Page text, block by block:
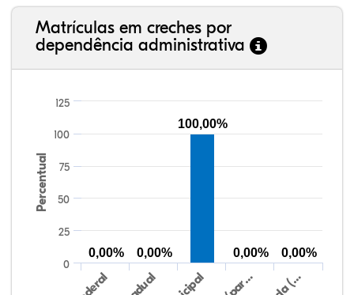
Matrículas em creches por
dependência administrativa
Percentual
0
25
50
75
100
125
0,00% 0,00%
100,00%
0,00% 0,00%